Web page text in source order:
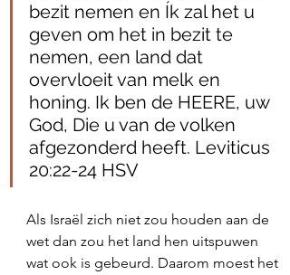
bezit nemen en Ík zal het u
geven om het in bezit te
nemen, een land dat
overvloeit van melk en
honing. Ik ben de HEERE, uw
God, Die u van de volken
afgezonderd heeft. Leviticus
20:22‭-‬24 HSV
Als Israël zich niet zou houden aan de
wet dan zou het land hen uitspuwen
wat ook is gebeurd. Daarom moest het